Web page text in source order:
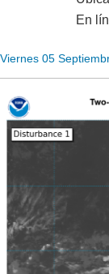
En
Viernes 05